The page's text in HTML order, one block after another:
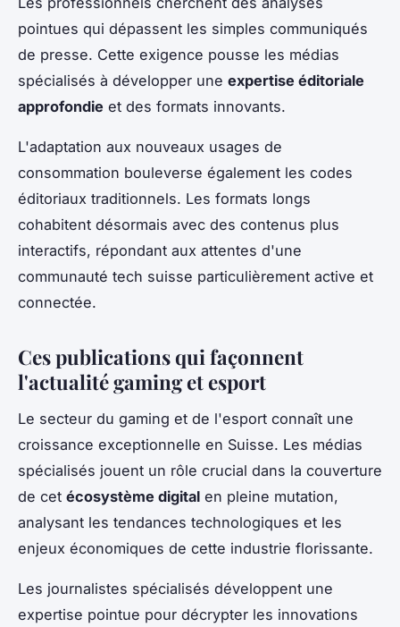
pointues qui dépassent les simples communiqués
de presse. Cette exigence pousse les médias
spécialisés à développer une expertise éditoriale
approfondie et des formats innovants.
L'adaptation aux nouveaux usages de
consommation bouleverse également les codes
éditoriaux traditionnels. Les formats longs
cohabitent désormais avec des contenus plus
interactifs, répondant aux attentes d'une
communauté tech suisse particulièrement active et
connectée.
Ces publications qui façonnent
l'actualité gaming et esport
Le secteur du gaming et de l'esport connaît une
croissance exceptionnelle en Suisse. Les médias
spécialisés jouent un rôle crucial dans la couverture
de cet écosystème digital en pleine mutation,
analysant les tendances technologiques et les
enjeux économiques de cette industrie florissante.
Les journalistes spécialisés développent une
expertise pointue pour décrypter les innovations